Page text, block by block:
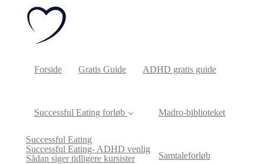
Forside Gratis Guide ADHD gratis guide
Successful Eating forløb
Successful Eating
Successful Eating- ADHD venlig
Sådan siger tidligere kursister
Madro-biblioteket
Samtaleforløb